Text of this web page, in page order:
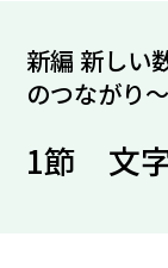
新編 新しい
のつながり～
1節 文